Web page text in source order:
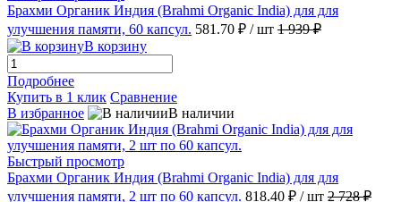
Брахми Органик Индия (Brahmi Organic India) для для
улучшения памяти, 60 капсул. 581.70 ₽ / шт 1 939 ₽
В корзину
Подробнее
Купить в 1 клик Сравнение
В избранное
В наличии
Быстрый просмотр
Брахми Органик Индия (Brahmi Organic India) для для
улучшения памяти, 2 шт по 60 капсул. 818.40 ₽ / шт 2 728 ₽